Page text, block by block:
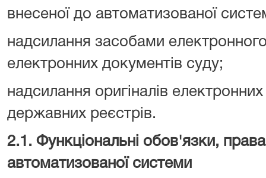
внесеної до автоматизованої
надсилання засобами електронного
електронних документів суду;
надсилання оригіналів
державних реєстрів.
2.1. Функціональні обов'язки,
автоматизованої системи